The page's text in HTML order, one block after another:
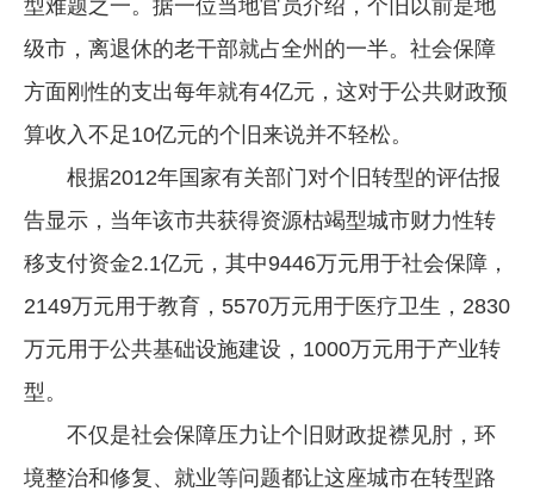
型难题之一。据一位当地官员介绍，个旧以前是地
级市，离退休的老干部就占全州的一半。社会保障
方面刚性的支出每年就有4亿元，这对于公共财政预
算收入不足10亿元的个旧来说并不轻松。
根据2012年国家有关部门对个旧转型的评估报
告显示，当年该市共获得资源枯竭型城市财力性转
移支付资金2.1亿元，其中9446万元用于社会保障，
2149万元用于教育，5570万元用于医疗卫生，2830
万元用于公共基础设施建设，1000万元用于产业转
型。
不仅是社会保障压力让个旧财政捉襟见肘，环
境整治和修复、就业等问题都让这座城市在转型路